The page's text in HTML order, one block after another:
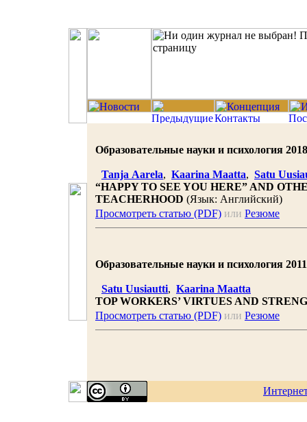
Образовательные науки и психология
Tanja Aarela, Kaarina Maatta, Satu
“HAPPY TO SEE YOU HERE” AND
TEACHERHOOD (Язык: Английский)
Просмотреть статью (PDF) или Резюме
Образовательные науки и психология
Satu Uusiautti, Kaarina Maatta
TOP WORKERS’ VIRTUES AND
Просмотреть статью (PDF) или Резюме